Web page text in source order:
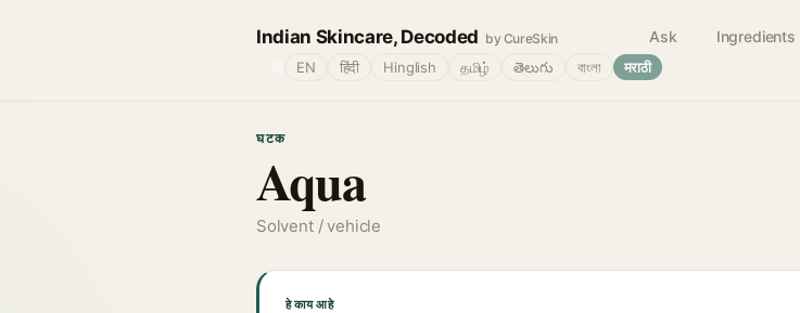
Indian Skincare, Decoded by CureSkin Ask Ingredients
EN हिंदी Hinglish தமிழ் తెలుగు বাংলা मराठी
घटक
Aqua
Solvent / vehicle
हे काय आहे